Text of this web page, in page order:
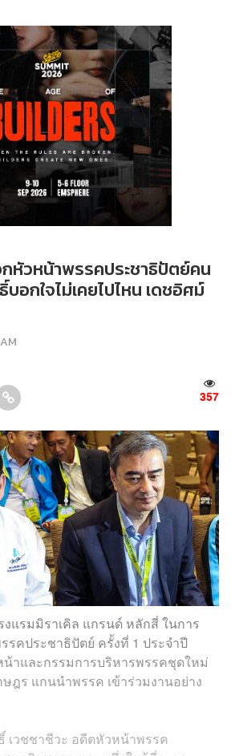
หัวหน้าพรรคประชาธิปัตย์คน
อกใจไม่เคยไปไหน เดชอิศม์
357
แรมมิราเคิล แกรนด์ หลักสี่ ในการ
คประชาธิปัตย์ ครั้งที่ 1 ประจำปี
น้าและกรรมการบริหารพรรคชุดใหม่
ฎร แกนนำพรรค เข้าร่วมงานอย่าง
เวชชาชีวะ อดีตหัวหน้าพรรค